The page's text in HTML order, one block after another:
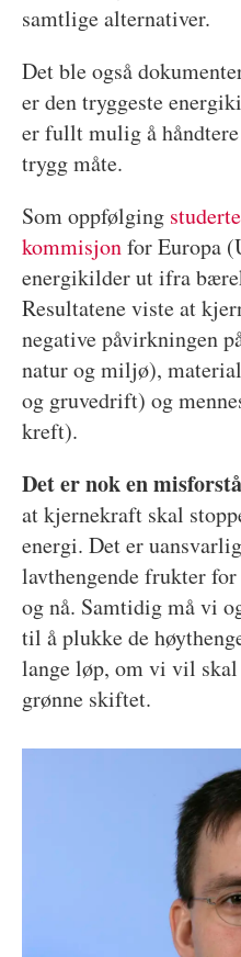
samtlige alternativer.
Det ble også
er den tryggeste
er fullt mulig å
trygg måte.
Som oppfølging
kommisjonfor Europa
energikilder ut ifra
Resultatene viste at
negative påvirkningen
natur og miljø),
og gruvedrift) og
kreft).
Det er nok en
at kjernekraft skal
energi. Det er
lavthengende frukter
og nå. Samtidig må vi
til å plukke de
lange løp, om vi vil
grønne skiftet.